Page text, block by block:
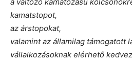
kamatstopot,
az árstopokat,
valamint az államilag támogatott
vállalkozásoknak elérhető